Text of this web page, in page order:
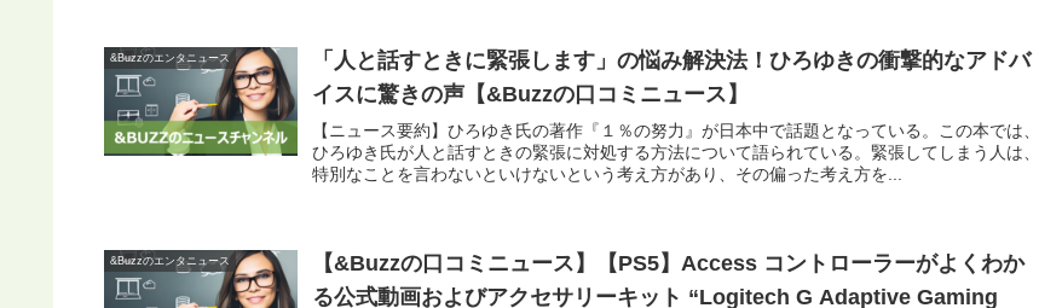
&Buzzのエンタニュース
「人と話すときに緊張します」の悩み解決法！ひろゆきの衝撃的なアドバ
イスに驚きの声【&Buzzの口コミニュース】
【ニュース要約】ひろゆき氏の著作『１％の努力』が日本中で話題となっている。この本では、
ひろゆき氏が人と話すときの緊張に対処する方法について語られている。緊張してしまう人は、
特別なことを言わないといけないという考え方があり、その偏った考え方を...
&Buzzのエンタニュース
【&Buzzの口コミニュース】【PS5】Access コントローラーがよくわか
る公式動画およびアクセサリーキット “Logitech G Adaptive Gaming